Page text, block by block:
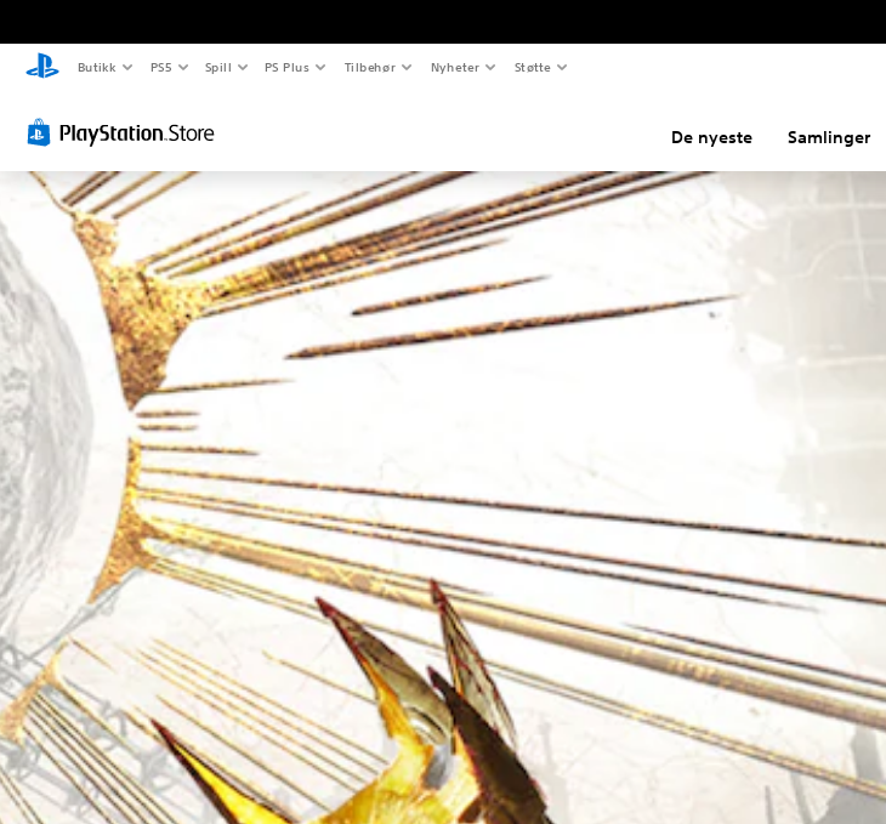
Butikk PS5 Spill PS Plus Tilbehør Nyheter Støtte
De nyeste Samlinger